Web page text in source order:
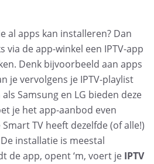
al apps kan installeren? Dan
via de app-winkel een IPTV-app
Denk bijvoorbeeld aan apps
je vervolgens je IPTV-playlist
Samsung en LG bieden deze
je het app-aanbod even
TV heeft dezelfde (of alle!)
installatie is meestal
de app, opent ‘m, voert je IPTV